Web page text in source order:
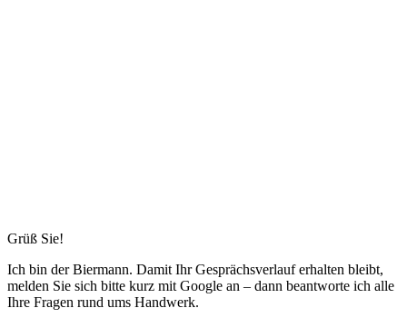
Grüß Sie!
Ich bin der Biermann. Damit Ihr Gesprächsverlauf erhalten bleibt,
melden Sie sich bitte kurz mit Google an – dann beantworte ich alle
Ihre Fragen rund ums Handwerk.